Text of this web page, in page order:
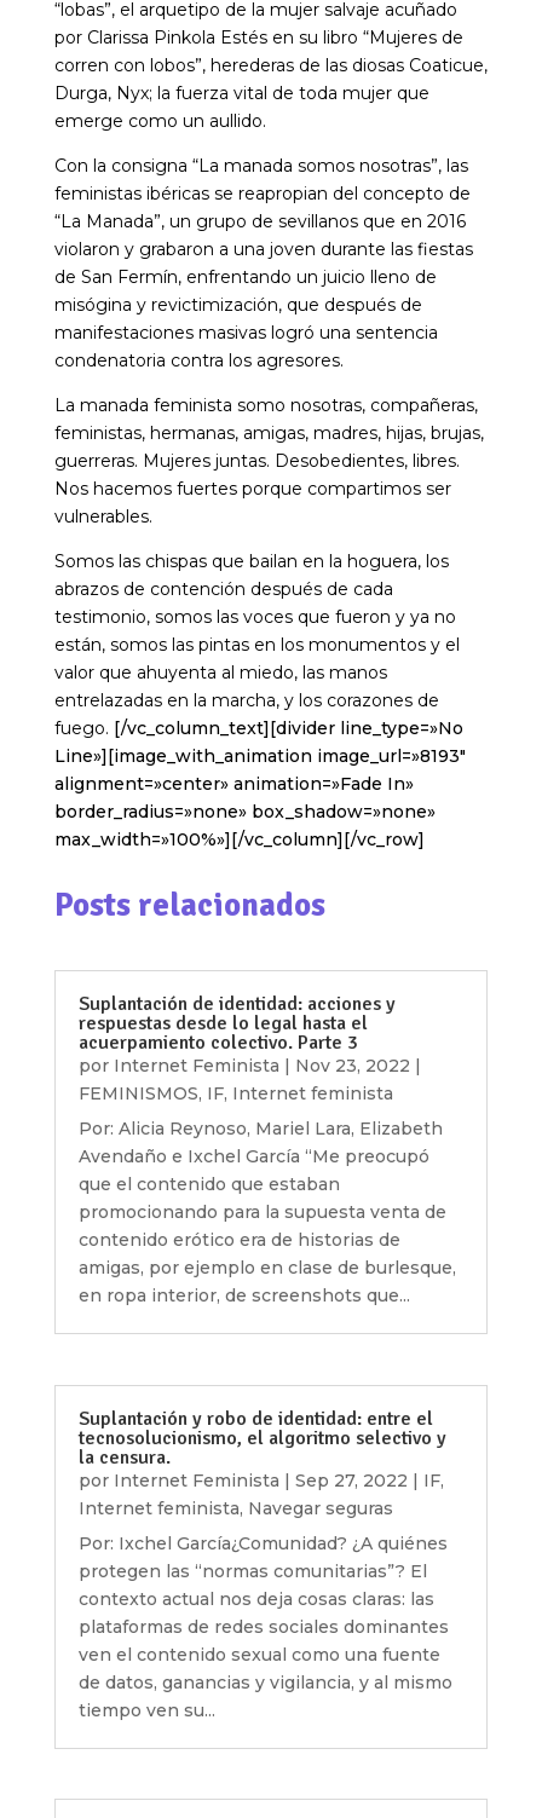
“lobas”, el arquetipo de la mujer salvaje acuñado
por Clarissa Pinkola Estés en su libro “Mujeres de
corren con lobos”, herederas de las diosas Coaticue,
Durga, Nyx; la fuerza vital de toda mujer que
emerge como un aullido.
Con la consigna “La manada somos nosotras”, las
feministas ibéricas se reapropian del concepto de
“La Manada”, un grupo de sevillanos que en 2016
violaron y grabaron a una joven durante las fiestas
de San Fermín, enfrentando un juicio lleno de
misógina y revictimización, que después de
manifestaciones masivas logró una sentencia
condenatoria contra los agresores.
La manada feminista somo nosotras, compañeras,
feministas, hermanas, amigas, madres, hijas, brujas,
guerreras. Mujeres juntas. Desobedientes, libres.
Nos hacemos fuertes porque compartimos ser
vulnerables.
Somos las chispas que bailan en la hoguera, los
abrazos de contención después de cada
testimonio, somos las voces que fueron y ya no
están, somos las pintas en los monumentos y el
valor que ahuyenta al miedo, las manos
entrelazadas en la marcha, y los corazones de
fuego. [/vc_column_text][divider line_type=»No
Line»][image_with_animation image_url=»8193″
alignment=»center» animation=»Fade In»
border_radius=»none» box_shadow=»none»
max_width=»100%»][/vc_column][/vc_row]
Posts relacionados
Suplantación de identidad: acciones y
respuestas desde lo legal hasta el
acuerpamiento colectivo. Parte 3
por Internet Feminista Nov 23, 2022
FEMINISMOS, IF, Internet feminista
Por: Alicia Reynoso, Mariel Lara, Elizabeth
Avendaño e Ixchel García “Me preocupó
que el contenido que estaban
promocionando para la supuesta venta de
contenido erótico era de historias de
amigas, por ejemplo en clase de burlesque,
en ropa interior, de screenshots que...
Suplantación y robo de identidad: entre el
tecnosolucionismo, el algoritmo selectivo y
la censura.
por Internet Feminista | Sep 27, 2022 | IF,
Internet feminista, Navegar seguras
Por: Ixchel García¿Comunidad? ¿A quiénes
protegen las “normas comunitarias”? El
contexto actual nos deja cosas claras: las
plataformas de redes sociales dominantes
ven el contenido sexual como una fuente
de datos, ganancias y vigilancia, y al mismo
tiempo ven su...